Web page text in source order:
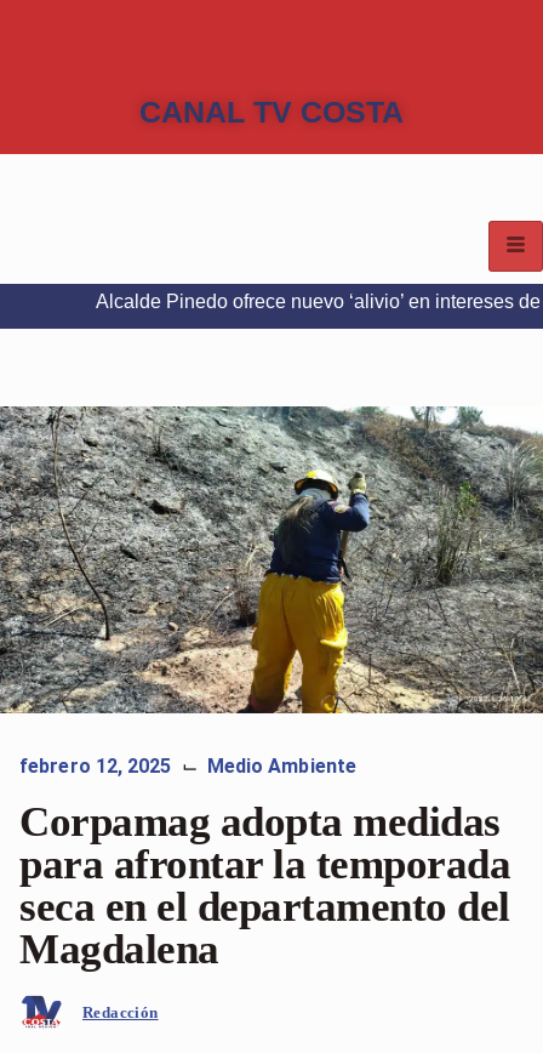
CANAL TV COSTA
Pinedo ofrece nuevo ‘alivio’ en intereses del Predial e
febrero 12, 2025 ⌙ Medio Ambiente
Corpamag adopta medidas
para afrontar la temporada
seca en el departamento del
Magdalena
Redacción